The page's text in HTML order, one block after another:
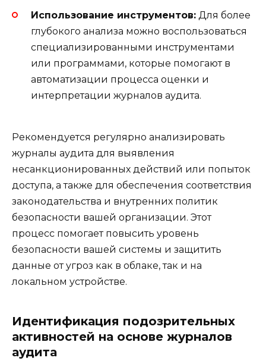
Использование инструментов: Для более
глубокого анализа можно воспользоваться
специализированными инструментами
или программами, которые помогают в
автоматизации процесса оценки и
интерпретации журналов аудита.
Рекомендуется регулярно анализировать
журналы аудита для выявления
несанкционированных действий или попыток
доступа, а также для обеспечения соответствия
законодательства и внутренних политик
безопасности вашей организации. Этот
процесс помогает повысить уровень
безопасности вашей системы и защитить
данные от угроз как в облаке, так и на
локальном устройстве.
Идентификация подозрительных
активностей на основе журналов
аудита